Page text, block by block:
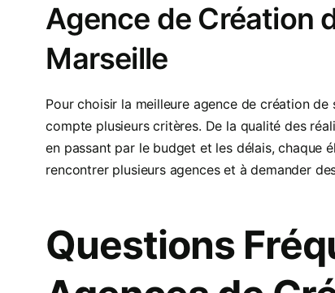
Agence de Création
Marseille
Pour choisir la meilleure agence de création
compte plusieurs critères. De la qualité des
en passant par le budget et les délais, chaque
rencontrer plusieurs agences et à demander
Questions